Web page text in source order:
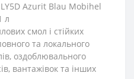
Azurit Blau Mobihel
л
смол і стійких
та локального
оздоблювального
вантажівок та інших